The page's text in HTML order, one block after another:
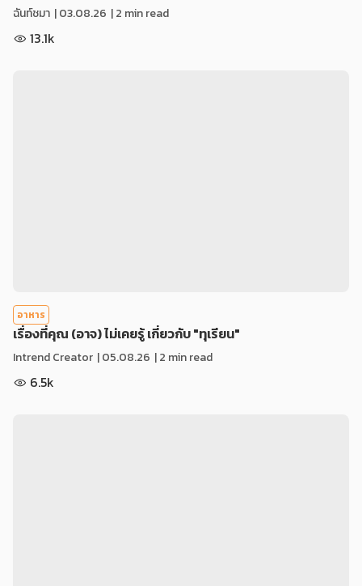
ฉันท์ชมา |03.08.26 | 2 min read
13.1k
อาหาร
เรื่องที่คุณ (อาจ) ไม่เคยรู้ เกี่ยวกับ "ทุเรียน"
Intrend Creator |05.08.26 | 2 min read
6.5k